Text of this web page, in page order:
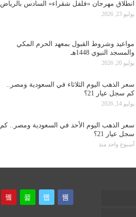
انطلاق مهرجان «فلفل شقراء» السادس بالرياض
يوليو 23, 2026
مواعيد وشروط القبول بمعهد الحرم المكي
والمسجد النبوي 1448هـ
يوليو 20, 2026
سعر الذهب اليوم الثلاثاء في السعودية ومصر..
كم سجل عيار 21؟
يوليو 14, 2026
سعر الذهب اليوم الأحد في السعودية ومصر.. كم
سجل عيار 21؟
أسبوع واحد منذ